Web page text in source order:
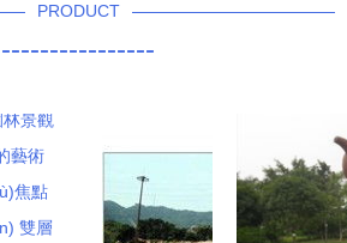
PRODUCT
----------------